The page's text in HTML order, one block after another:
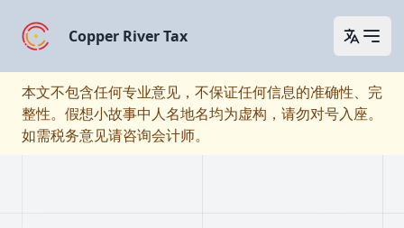
Copper River Tax
本文不包含任何专业意见，不保证任何信息的准确性、完
整性。假想小故事中人名地名均为虚构，请勿对号入座。
如需税务意见请咨询会计师。